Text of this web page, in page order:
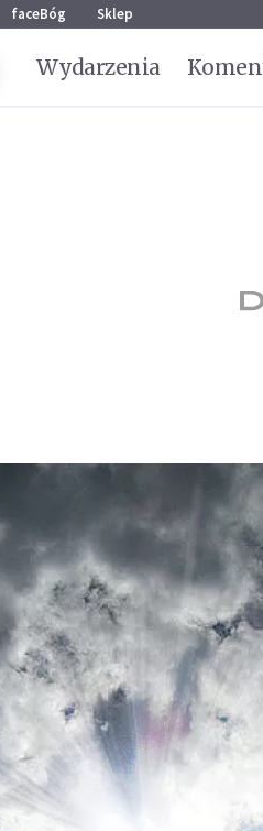
faceBóg Sklep
Wydarzenia